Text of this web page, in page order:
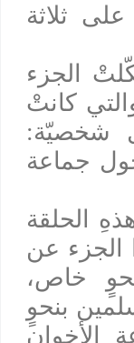
ثلاثة
الجزء
كانتْ
شخصيّة:
جماعة
الحلقة
عن
خاص،
بنحوٍ
الأخوان